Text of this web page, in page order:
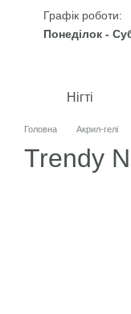
Перейти до основного
Графік роботи:
Понеділок -
Нігті
Головна Акрил-гелі
Trendy